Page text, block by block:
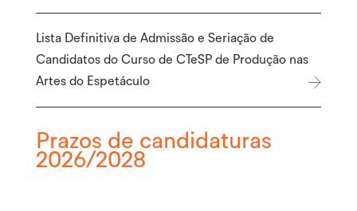
Lista Definitiva de Admissão e Seriação de
Candidatos do Curso de CTeSP de Produção nas
Artes do Espetáculo
Prazos de candidaturas
2026/2028